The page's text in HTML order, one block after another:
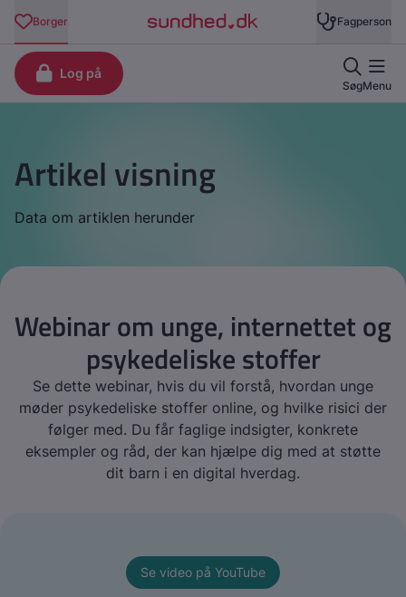
Artikel visning
Data om artiklen herunder
Webinar om unge, internettet og
psykedeliske stoffer
Se dette webinar, hvis du vil forstå, hvordan unge
møder psykedeliske stoffer online, og hvilke risici der
følger med. Du får faglige indsigter, konkrete
eksempler og råd, der kan hjælpe dig med at støtte
dit barn i en digital hverdag.
Se video på YouTube